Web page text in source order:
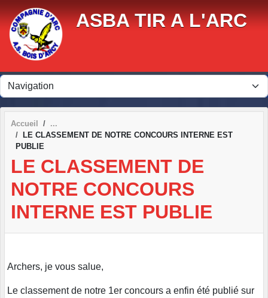
ASBA TIR A L'ARC
Accueil
LE CLASSEMENT DE NOTRE CONCOURS INTERNE EST
PUBLIE
LE CLASSEMENT DE
NOTRE CONCOURS
INTERNE EST PUBLIE
Archers, je vous salue,
Le classement de notre 1er concours a enfin été publié sur
Panneau de gestion des cookies